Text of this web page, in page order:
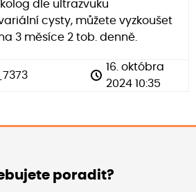
dle ultrazvuku
cysty, můžete vyzkoušet
3 měsíce 2 tob. denně.
16. októbra
2024 10:35
poradit?